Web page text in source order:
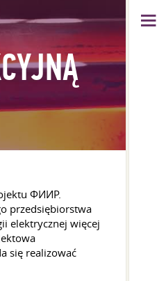
ФИИР.
przedsiębiorstwa
elektrycznej więcej
się realizować